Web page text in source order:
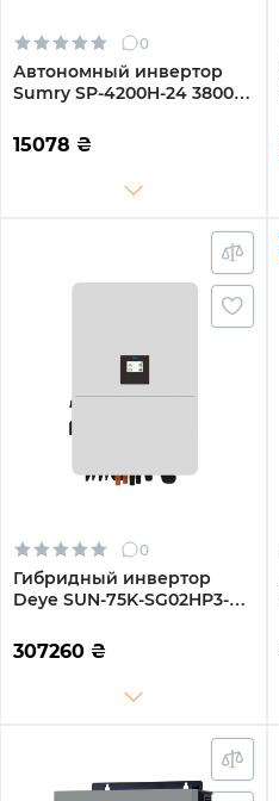
0
Автономный инвертор
Sumry SP-4200H-24 3800W
Однофазный (SP-4200H-
24)
15078 ₴
0
Гибридный инвертор
Deye SUN-75K-SG02HP3-
MPPT Wi-Fi 220/380V
Трехфазный
307260 ₴